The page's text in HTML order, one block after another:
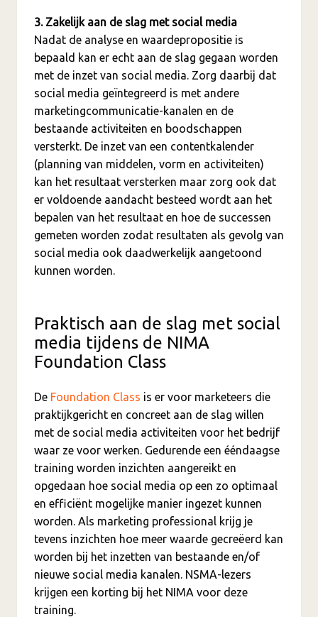
3. Zakelijk aan de slag met social media
Nadat de analyse en waardepropositie is
bepaald kan er echt aan de slag gegaan worden
met de inzet van social media. Zorg daarbij dat
social media geïntegreerd is met andere
marketingcommunicatie-kanalen en de
bestaande activiteiten en boodschappen
versterkt. De inzet van een contentkalender
(planning van middelen, vorm en activiteiten)
kan het resultaat versterken maar zorg ook dat
er voldoende aandacht besteed wordt aan het
bepalen van het resultaat en hoe de successen
gemeten worden zodat resultaten als gevolg van
social media ook daadwerkelijk aangetoond
kunnen worden.
Praktisch aan de slag met social
media tijdens de NIMA
Foundation Class
De Foundation Class is er voor marketeers die
praktijkgericht en concreet aan de slag willen
met de social media activiteiten voor het bedrijf
waar ze voor werken. Gedurende een ééndaagse
training worden inzichten aangereikt en
opgedaan hoe social media op een zo optimaal
en efficiënt mogelijke manier ingezet kunnen
worden. Als marketing professional krijg je
tevens inzichten hoe meer waarde gecreëerd kan
worden bij het inzetten van bestaande en/of
nieuwe social media kanalen. NSMA-lezers
krijgen een korting bij het NIMA voor deze
training.